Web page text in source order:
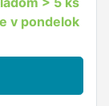
v pondelok